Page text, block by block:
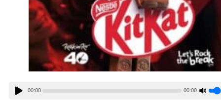
00:00 00:00